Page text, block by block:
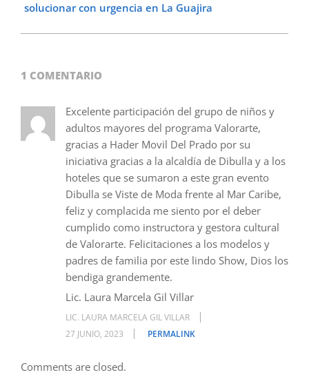
solucionar con urgencia en La Guajira
1 COMENTARIO
Excelente participación del grupo de niños y
adultos mayores del programa Valorarte,
gracias a Hader Movil Del Prado por su
iniciativa gracias a la alcaldía de Dibulla y a los
hoteles que se sumaron a este gran evento
Dibulla se Viste de Moda frente al Mar Caribe,
feliz y complacida me siento por el deber
cumplido como instructora y gestora cultural
de Valorarte. Felicitaciones a los modelos y
padres de familia por este lindo Show, Dios los
bendiga grandemente.
Lic. Laura Marcela Gil Villar
LIC. LAURA MARCELA GIL VILLAR
27 JUNIO, 2023
PERMALINK
Comments are closed.